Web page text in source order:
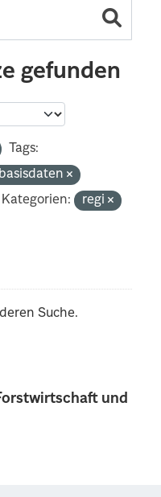
und
gefunden
Tags:
Kategorien:
regi
Suche.